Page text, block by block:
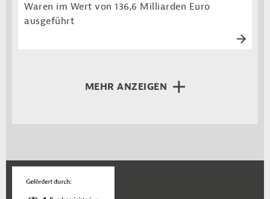
Waren im Wert von 136,6 Milliarden Euro
ausgeführt
MEHR ANZEIGEN